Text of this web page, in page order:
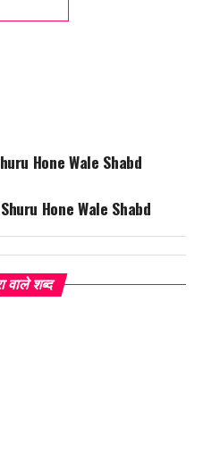
Hone Wale Shabd
Hone Wale Shabd
वाले शब्द